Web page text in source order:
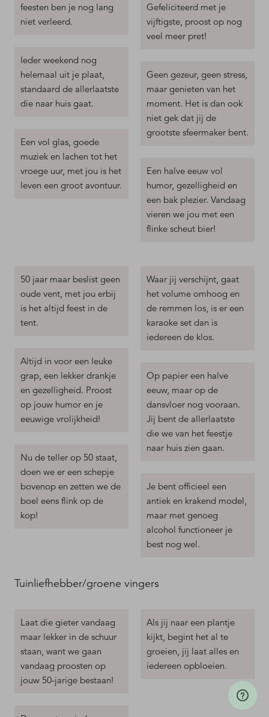
feesten ben je nog lang
niet verleerd.
Ieder weekend nog
helemaal uit je plaat,
standaard de allerlaatste
die naar huis gaat.
Een vol glas, goede
muziek en lachen tot het
vroege uur, met jou is het
leven een groot avontuur.
Gefeliciteerd met je
vijftigste, proost op nog
veel meer pret!
Geen gezeur, geen stress,
maar genieten van het
moment. Het is dan ook
niet gek dat jij de
grootste sfeermaker bent.
Een halve eeuw vol
humor, gezelligheid en
een bak plezier. Vandaag
vieren we jou met een
flinke scheut bier!
50 jaar maar beslist geen
oude vent, met jou erbij
is het altijd feest in de
tent.
Altijd in voor een leuke
grap, een lekker drankje
en gezelligheid. Proost
op jouw humor en je
eeuwige vrolijkheid!
Nu de teller op 50 staat,
doen we er een schepje
bovenop en zetten we de
boel eens flink op de
kop!
Waar jij verschijnt, gaat
het volume omhoog en
de remmen los, is er een
karaoke set dan is
iedereen de klos.
Op papier een halve
eeuw, maar op de
dansvloer nog vooraan.
Jij bent de allerlaatste
die we van het feestje
naar huis zien gaan.
Je bent officieel een
antiek en krakend model,
maar met genoeg
alcohol functioneer je
best nog wel.
Tuinliefhebber/groene vingers
Laat die gieter vandaag
maar lekker in de schuur
staan, want we gaan
vandaag proosten op
jouw 50-jarige bestaan!
Als jij naar een plantje
kijkt, begint het al te
groeien, jij laat alles en
iedereen opbloeien.